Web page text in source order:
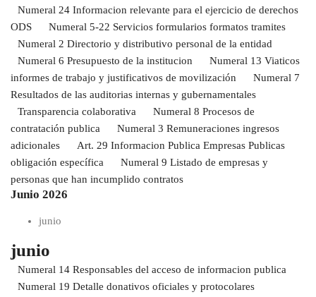
Numeral 24 Informacion relevante para el ejercicio de derechos
ODS
Numeral 5-22 Servicios formularios formatos tramites
Numeral 2 Directorio y distributivo personal de la entidad
Numeral 6 Presupuesto de la institucion
Numeral 13 Viaticos
informes de trabajo y justificativos de movilización
Numeral 7
Resultados de las auditorias internas y gubernamentales
Transparencia colaborativa
Numeral 8 Procesos de
contratación publica
Numeral 3 Remuneraciones ingresos
adicionales
Art. 29 Informacion Publica Empresas Publicas
obligación específica
Numeral 9 Listado de empresas y
personas que han incumplido contratos
Junio 2026
junio
junio
Numeral 14 Responsables del acceso de informacion publica
Numeral 19 Detalle donativos oficiales y protocolares